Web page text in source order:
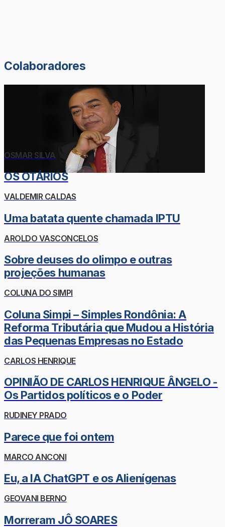
Colaboradores
OSMAR SILVA
OS OTÁRIOS
VALDEMIR CALDAS
Uma batata quente chamada IPTU
AROLDO VASCONCELOS
Sobre deuses do olimpo e outras
projeções humanas
COLUNA DO SIMPI
Coluna Simpi – Simples Rondônia: A
Reforma Tributária que Mudou a História
das Pequenas Empresas no Estado
CARLOS HENRIQUE
OPINIÃO DE CARLOS HENRIQUE ÂNGELO -
Os Partidos políticos e o Poder
RUDINEY PRADO
Parece que foi ontem
MARCO ANCONI
Eu, a IA ChatGPT e os Alienígenas
GEOVANI BERNO
Morreram JÔ SOARES